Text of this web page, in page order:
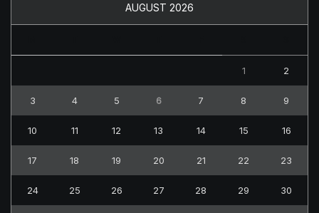
AUGUST 2026
1 2
3 4 5 6 7 8 9
10 11 12 13 14 15 16
17 18 19 20 21 22 23
24 25 26 27 28 29 30